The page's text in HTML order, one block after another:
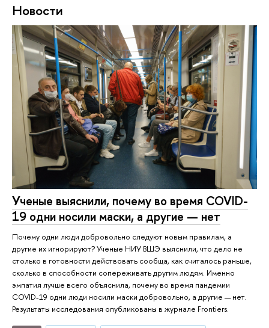
Новости
Ученые выяснили, почему во время COVID-
19 одни носили маски, а другие — нет
Почему одни люди добровольно следуют новым правилам, а
другие их игнорируют? Ученые НИУ ВШЭ выяснили, что дело не
столько в готовности действовать сообща, как считалось раньше,
сколько в способности сопереживать другим людям. Именно
эмпатия лучше всего объяснила, почему во время пандемии
COVID-19 одни люди носили маски добровольно, а другие — нет.
Результаты исследования опубликованы в журнале Frontiers.